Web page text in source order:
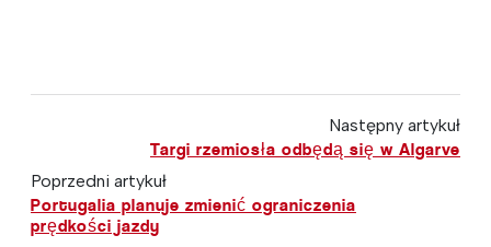
Następny artykuł
Targi rzemiosła odbędą się w Algarve
Poprzedni artykuł
Portugalia planuje zmienić ograniczenia
prędkości jazdy